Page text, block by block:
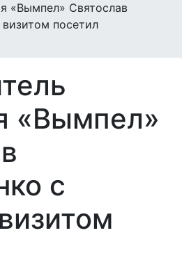
«Вымпел» Святослав
посетил
«Вымпел»
с